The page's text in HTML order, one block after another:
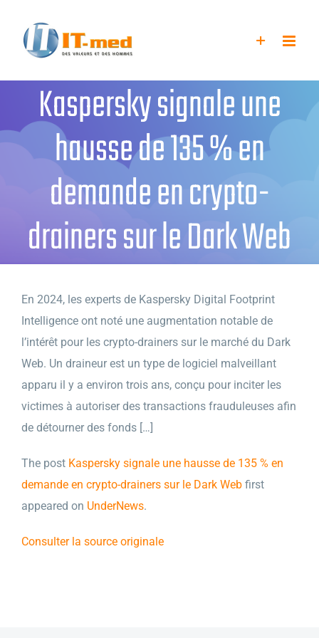
contenu
Kaspersky signale une
hausse de 135 % en
demande en crypto-
drainers sur le Dark Web
En 2024, les experts de Kaspersky Digital Footprint
Intelligence ont noté une augmentation notable de
l’intérêt pour les crypto-drainers sur le marché du Dark
Web. Un draineur est un type de logiciel malveillant
apparu il y a environ trois ans, conçu pour inciter les
victimes à autoriser des transactions frauduleuses afin
de détourner des fonds […]
The post Kaspersky signale une hausse de 135 % en
demande en crypto-drainers sur le Dark Web first
appeared on UnderNews.
Consulter la source originale